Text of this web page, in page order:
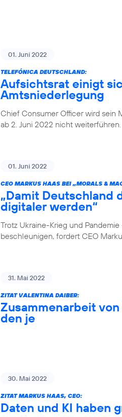
01. Juni 2022
TELEFÓNICA DEUTSCHLAND:
Aufsichtsrat einigt
Amtsniederlegung
Chief Consumer Officer wird sein
ab 2. Juni 2022 nicht weiterführen.
01. Juni 2022
CEO MARKUS HAAS BEI „MORALS &
„Damit Deutschland
digitaler werden“
Trotz Ukraine-Krieg und
beschleunigen, fordert CEO
31. Mai 2022
ZITAT VALENTINA DAIBER:
Zusammenarbeit
den je
30. Mai 2022
ZITAT MARKUS HAAS, CEO:
Daten und KI haben